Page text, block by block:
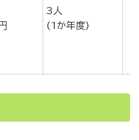
3人
(1か年度)